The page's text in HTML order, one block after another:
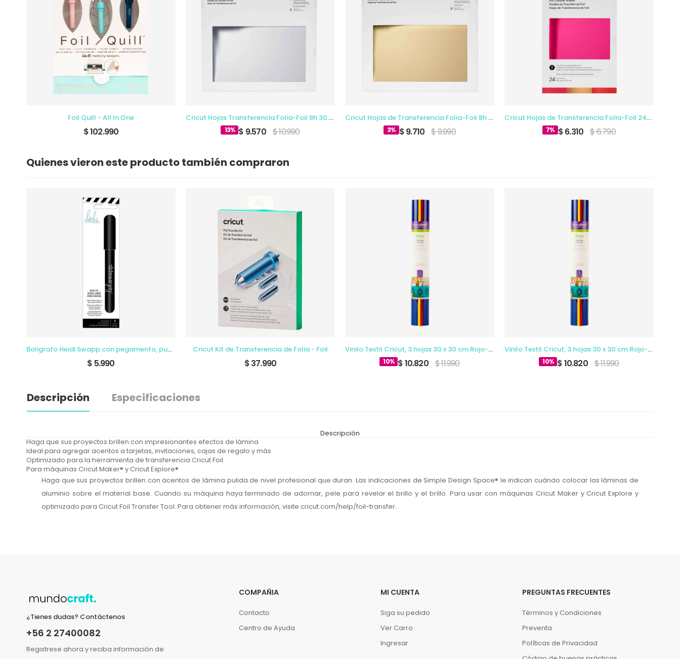
Foil Quill - All In One
$ 102.990
Cricut Hojas Transferencia Folia-Foil 8h 30.4x30.4cm Plata
13% $ 9.570 $ 10.990
Cricut Hojas de Transferencia Folia-Foil 8h 30.4x30.4cm Oro
3% $ 9.710 $ 9.990
Cricut Hojas de Transferencia Folia-Foil 24h 10.1x 15.2cm
7% $ 6.310 $ 6.790
Quienes vieron este producto también compraron
Boligrafo Heidi Swapp con pegamento, punta ancha
$ 5.990
Cricut Kit de Transferencia de Folia - Foil
$ 37.990
Vinilo Textil Cricut, 3 hojas 30 x 30 cm Rojo-Azul-Amarillo
10% $ 10.820 $ 11.990
Vinilo Textil Cricut, 3 hojas 30 x 30 cm Rojo-Azul-Amarillo
10% $ 10.820 $ 11.990
Descripción Especificaciones
Descripción
Haga que sus proyectos brillen con impresionantes efectos de lámina
Ideal para agregar acentos a tarjetas, invitaciones, cajas de regalo y más
Optimizado para la herramienta de transferencia Cricut Foil
Para máquinas Cricut Maker® y Cricut Explore®
Haga que sus proyectos brillen con acentos de lámina pulida de nivel profesional que duran. Las indicaciones de Simple Design Space® le indican cuándo colocar las láminas de
aluminio sobre el material base. Cuando su máquina haya terminado de adornar, pele para revelar el brillo y el brillo. Para usar con máquinas Cricut Maker y Cricut Explore y
optimizado para Cricut Foil Transfer Tool. Para obtener más información, visite cricut.com/help/foil-transfer.
¿Tienes dudas? Contáctenos
+56 2 27400082
Registrese ahora y reciba información de
COMPAÑIA
Contacto
Centro de Ayuda
MI CUENTA
Siga su pedido
Ver Carro
Ingresar
PREGUNTAS FRECUENTES
Términos y Condiciones
Preventa
Políticas de Privacidad